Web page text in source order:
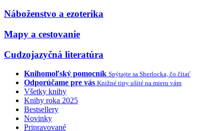
Náboženstvo a ezoterika
Mapy a cestovanie
Cudzojazyčná literatúra
Knihomoľský pomocník Spýtajte sa Sherlocka, čo čítať
Odporúčame pre vás Knižné tipy ušité na mieru vám
Všetky knihy
Knihy roka 2025
Bestsellery
Novinky
Pripravované